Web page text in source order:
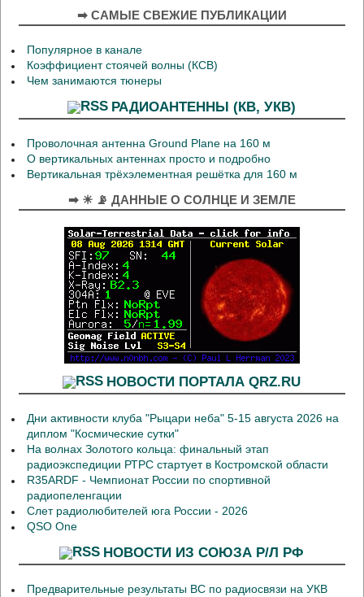
➡ САМЫЕ СВЕЖИЕ ПУБЛИКАЦИИ
Популярное в канале
Коэффициент стоячей волны (КСВ)
Чем занимаются тюнеры
РАДИОАНТЕННЫ (КВ, УКВ)
Проволочная антенна Ground Plane на 160 м
О вертикальных антеннах просто и подробно
Вертикальная трёхэлементная решётка для 160 м
➡ ☀ 📡 ДАННЫЕ О СОЛНЦЕ И ЗЕМЛЕ
НОВОСТИ ПОРТАЛА QRZ.RU
Дни активности клуба "Рыцари неба" 5-15 августа 2026 на
диплом "Космические сутки"
На волнах Золотого кольца: финальный этап
радиоэкспедиции РТРС стартует в Костромской области
R35ARDF - Чемпионат России по спортивной
радиопеленгации
Слет радиолюбителей юга России - 2026
QSO One
НОВОСТИ ИЗ СОЮЗА Р/Л РФ
Предварительные результаты ВС по радиосвязи на УКВ